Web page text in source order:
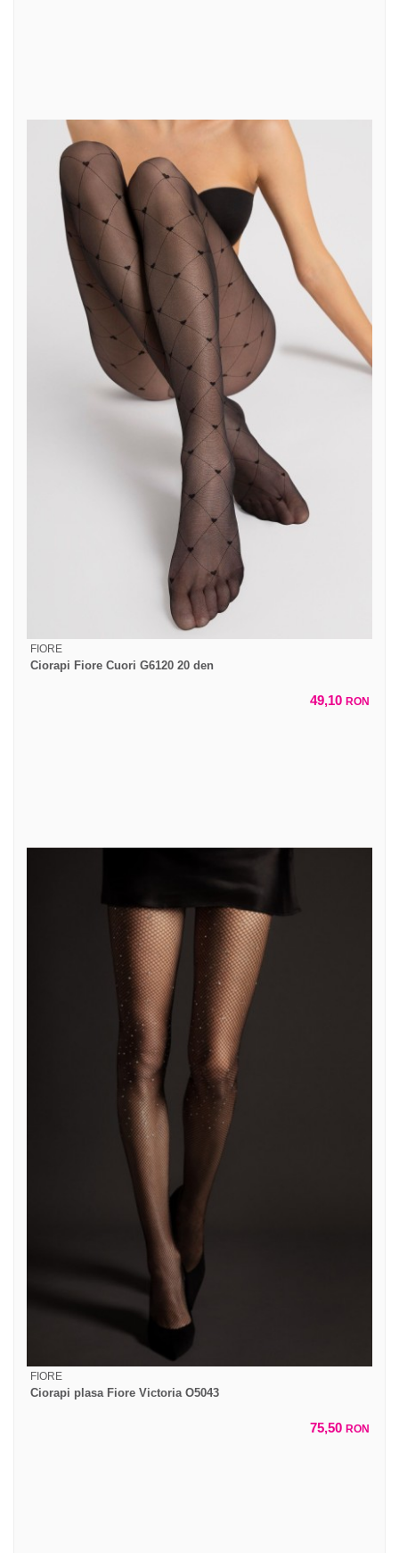
FIORE
Ciorapi Fiore Cuori G6120 20 den
49,10 RON
FIORE
Ciorapi plasa Fiore Victoria O5043
75,50 RON